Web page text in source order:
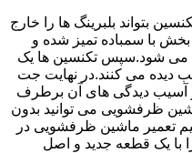
بتواند بلبرینگ ها را خارج
با سمباده تمیز شده و
می شود.سپس تکنسین ها یک
دیده می کنند.در نهایت جت
آسیب دیدگی های آن برطرف
ظرفشویی می توانید بدون
تعمیر ماشین ظرفشویی در
با یک قطعه جدید و اصل